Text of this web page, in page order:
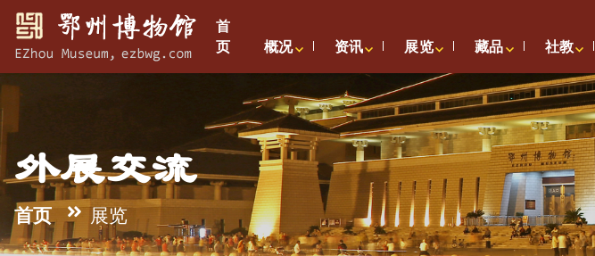
首
页
概况 资讯 展览 藏品 社教
外展交流
首页 展览